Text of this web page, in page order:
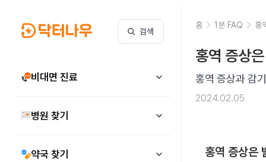
검색
비대면 진료
병원 찾기
약국 찾기
홈 1분 FAQ 홍
홍역 증상
홍역 증상과 감
2024.02.05
홍역 증상은